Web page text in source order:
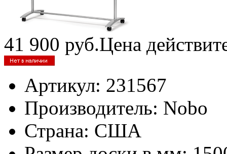
41 900 руб.Цена
Артикул: 231567
Производитель: Nobo
Страна: США